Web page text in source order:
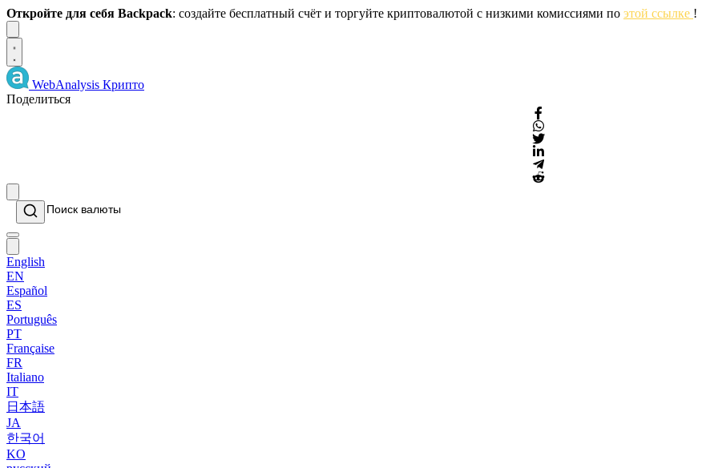
Откройте для себя Backpack: создайте бесплатный счёт и торгуйте криптовалютой с низкими комиссиями по этой ссылке !
WebAnalysis Крипто
Поделиться
English
EN
Español
ES
Português
PT
Française
FR
Italiano
IT
日本語
JA
한국어
KO